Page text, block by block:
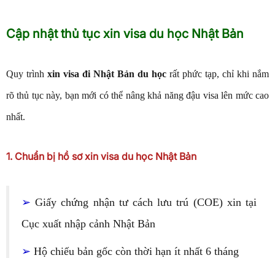
Cập nhật thủ tục xin visa du học Nhật Bản
Quy trình xin visa đi Nhật Bản du học rất phức tạp, chỉ khi nắm
rõ thủ tục này, bạn mới có thể nâng khả năng đậu visa lên mức cao
nhất.
1. Chuẩn bị hồ sơ xin visa du học Nhật Bản
➢ Giấy chứng nhận tư cách lưu trú (COE) xin tại
Cục xuất nhập cảnh Nhật Bản
➢ Hộ chiếu bản gốc còn thời hạn ít nhất 6 tháng